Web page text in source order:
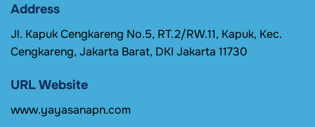
Address
Jl. Kapuk Cengkareng No.5, RT.2/RW.11, Kapuk, Kec.
Cengkareng, Jakarta Barat, DKI Jakarta 11730
URL Website
www.yayasanapn.com